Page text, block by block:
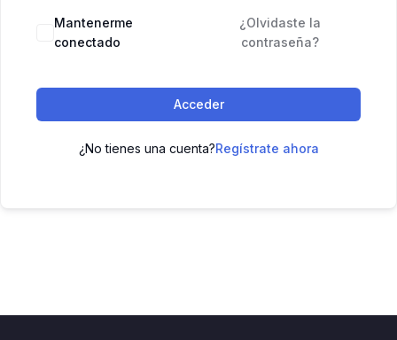
Mantenerme
conectado
¿Olvidaste la
contraseña?
Acceder
¿No tienes una cuenta?Regístrate ahora